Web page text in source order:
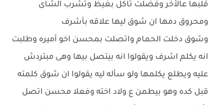
قلبها عالأخر وفضلت تاكل بغيظ وتشرب الشاى
ومحروق دمها ان شوق ليها علاقه بأشرف
وشوق دخلت الحمام واتصلت بمحسن اخو أميره وطلبت
انه يكلم اشرف ويقولوا انه بيتصل بيها وهى مبتردش
عليه ويطلع يكلمها ولو سأله ليه يقولوا ان شوق كلمته
قبل كده وهو بيطمن ع ولاد اخته وفعلا محسن اتصل